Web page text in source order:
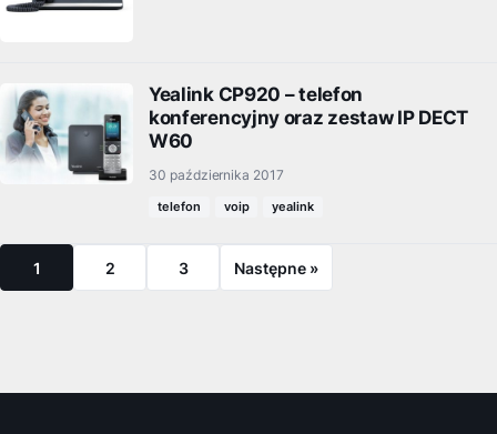
Yealink CP920 – telefon
konferencyjny oraz zestaw IP DECT
W60
30 października 2017
telefon voip yealink
1 2 3 Następne »